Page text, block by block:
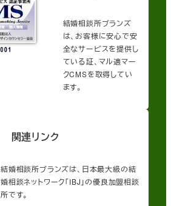
結婚相談所ブランズ
は、お客様に安心で安
全なサービスを提供し
ている証、マル適マー
クCMSを取得してい
ます。
関連リンク
結婚相談所ブランズは、日本最大級の結
婚相談ネットワーク「IBJ」の優良加盟相談
所です。